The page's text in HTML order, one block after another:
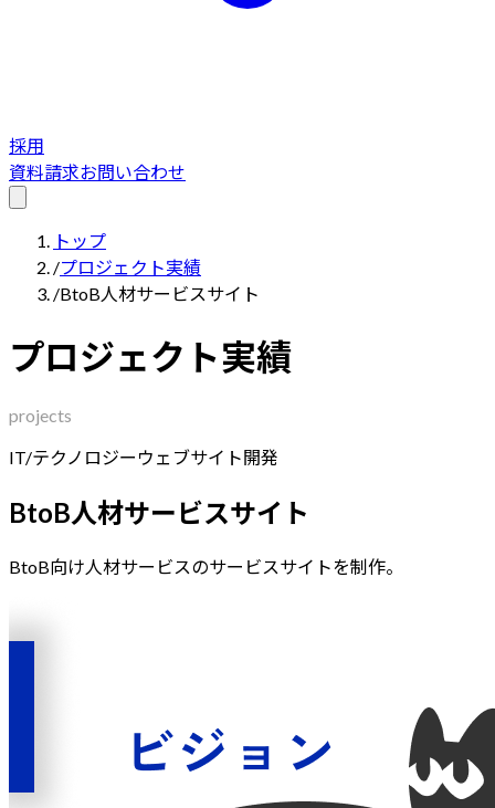
採用
資料請求お問い合わせ
トップ
/プロジェクト実績
/BtoB人材サービスサイト
プロジェクト実績
projects
IT/テクノロジー ウェブサイト開発
BtoB人材サービスサイト
BtoB向け人材サービスのサービスサイトを制作。